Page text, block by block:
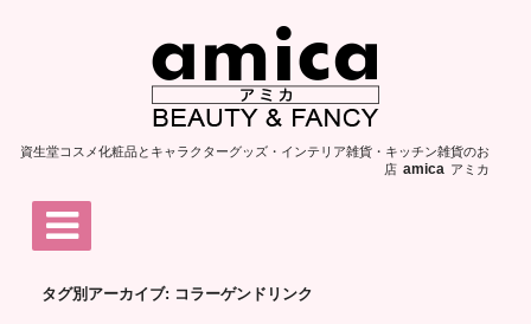
資生堂コスメ化粧品とキャラクターグッズ・インテリア雑貨・キッチン雑貨のお
店 amica アミカ
タグ別アーカイブ: コラーゲンドリンク